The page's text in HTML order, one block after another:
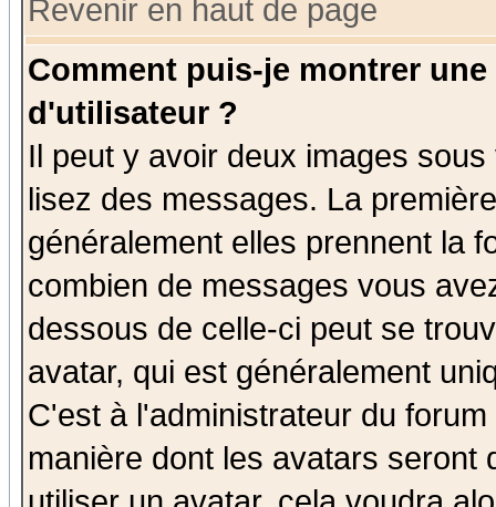
Revenir en haut de page
Comment puis-je montrer
d'utilisateur ?
Il peut y avoir deux images
lisez des messages. La
généralement elles prennent la
combien de messages vous
dessous de celle-ci peut se
avatar, qui est généralement
C'est à l'administrateur du
manière dont les avatars seront